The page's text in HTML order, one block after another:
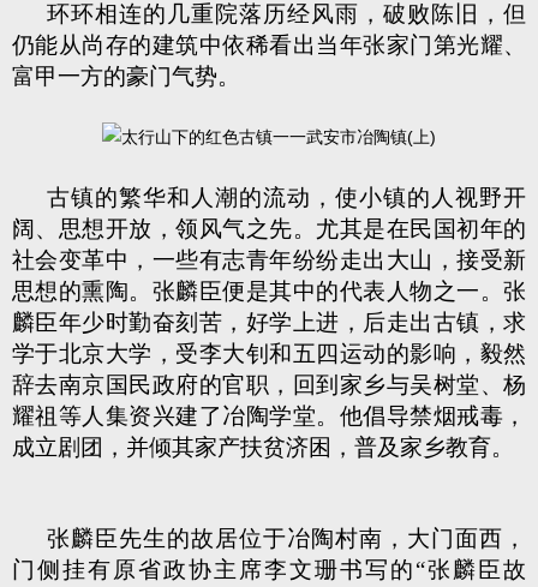
环环相连的几重院落历经风雨，破败陈旧，但
仍能从尚存的建筑中依稀看出当年张家门第光耀、
富甲一方的豪门气势。
古镇的繁华和人潮的流动，使小镇的人视野开
阔、思想开放，领风气之先。尤其是在民国初年的
社会变革中，一些有志青年纷纷走出大山，接受新
思想的熏陶。张麟臣便是其中的代表人物之一。张
麟臣年少时勤奋刻苦，好学上进，后走出古镇，求
学于北京大学，受李大钊和五四运动的影响，毅然
辞去南京国民政府的官职，回到家乡与吴树堂、杨
耀祖等人集资兴建了冶陶学堂。他倡导禁烟戒毒，
成立剧团，并倾其家产扶贫济困，普及家乡教育。
张麟臣先生的故居位于冶陶村南，大门面西，
门侧挂有原省政协主席李文珊书写的“张麟臣故